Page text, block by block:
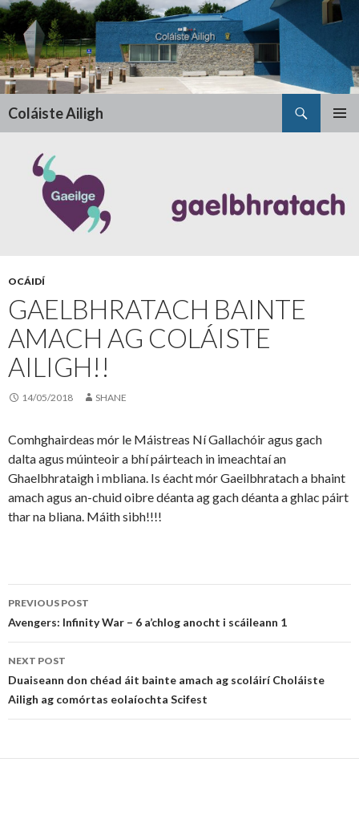
Coláiste Ailigh
CONTENT
OCÁIDÍ
GAELBHRATACH BAINTE
AMACH AG COLÁISTE
AILIGH!!
14/05/2018 SHANE
Comhghairdeas mór le Máistreas Ní Gallachóir agus gach
dalta agus múinteoir a bhí páirteach in imeachtaí an
Ghaelbhrataigh i mbliana. Is éacht mór Gaeilbhratach a bhaint
amach agus an-chuid oibre déanta ag gach déanta a ghlac páirt
thar na bliana. Máith sibh!!!!
Post
navigation
PREVIOUS POST
Avengers: Infinity War – 6 a’chlog anocht i scáileann 1
NEXT POST
Duaiseann don chéad áit bainte amach ag scoláirí Choláiste
Ailigh ag comórtas eolaíochta Scifest